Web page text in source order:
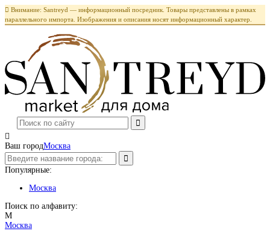
 Внимание: Santreyd — информационный посредник. Товары представлены в рамках
параллельного импорта. Изображения и описания носят информационный характер.

Ваш городМосква
Популярные:
Москва
Поиск по алфавиту:
М
Москва